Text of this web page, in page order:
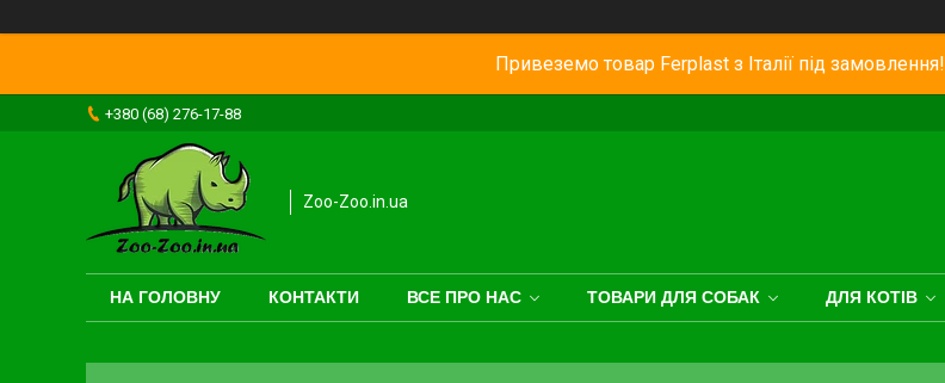
Привеземо товар Ferplast з Італії під замовлення!
+380 (68) 276-17-88
Zoo-Zoo.in.ua
НА ГОЛОВНУ КОНТАКТИ ВСЕ ПРО НАС ТОВАРИ ДЛЯ СОБАК ДЛЯ КОТІВ